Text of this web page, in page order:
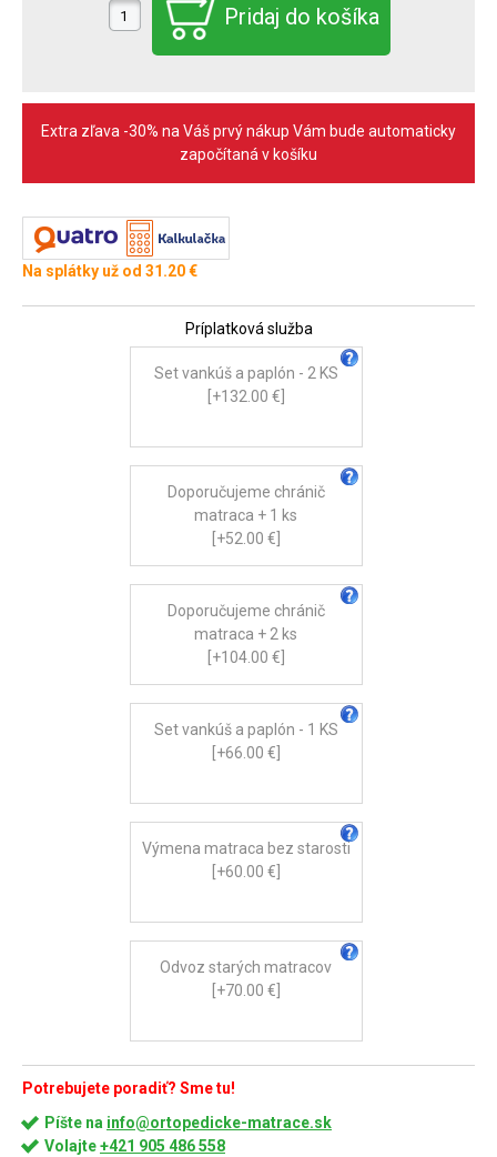
Extra zľava -30% na Váš prvý nákup Vám bude automaticky
započítaná v košíku
Na splátky už od 31.20 €
Príplatková služba
Set vankúš a paplón - 2 KS
[+132.00 €]
Doporučujeme chránič
matraca + 1 ks
[+52.00 €]
Doporučujeme chránič
matraca + 2 ks
[+104.00 €]
Set vankúš a paplón - 1 KS
[+66.00 €]
Výmena matraca bez starosti
[+60.00 €]
Odvoz starých matracov
[+70.00 €]
Potrebujete poradiť? Sme tu!
Píšte na info@ortopedicke-matrace.sk
Volajte+421 905 486 558